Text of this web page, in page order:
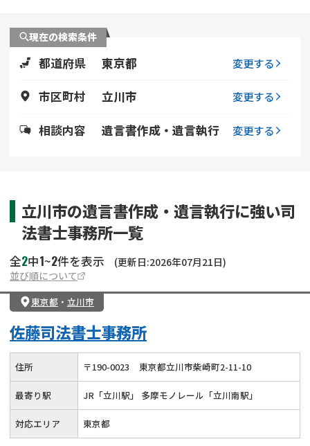
不動産評価(相続不動
調査・アンケート
現在の検索条件
都道府県 東京都 変更する
市区町村 立川市 変更する
相談内容 遺言書作成・遺言執行 変更する
立川市の遺言書作成・遺言執行に強い司
法書士事務所一覧
全2中1~2件を表示
(更新日:2026年07月21日)
並び順について
東京都 ・ 立川市
佐藤司法書士事務所
住所 〒190-0023 東京都立川市柴崎町2-11-10
最寄り駅 JR「立川駅」 多摩モノレール「立川南駅」
対応エリア 東京都